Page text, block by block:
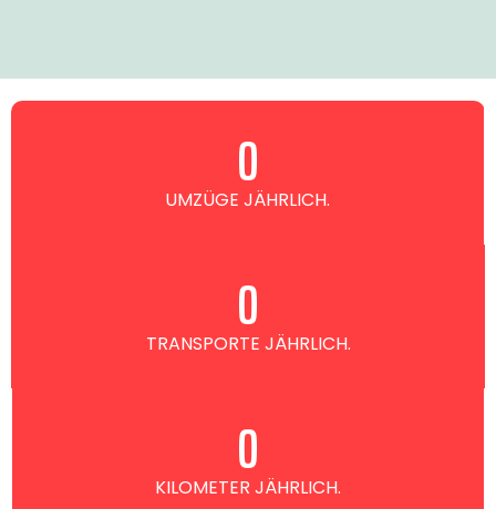
UMZÜGE JÄHRLICH.
0
TRANSPORTE JÄHRLICH.
0
KILOMETER JÄHRLICH.
0